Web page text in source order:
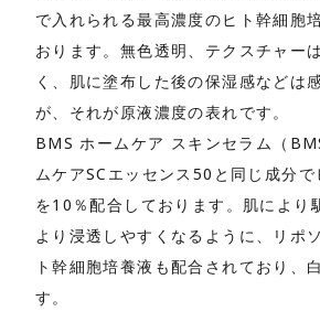
で入れられる最高濃度のヒト幹細胞
おります。無色透明、テクスチャー
く、肌に塗布した後の保湿感などは
が、それが原液濃度の表れです。
BMS ホームケア スキンセラム（
ムケアSCエッセンス50と同じ成分
を10％配合しております。肌により
より浸透しやすくなるように、リポ
ト幹細胞培養液も配合されており、
す。